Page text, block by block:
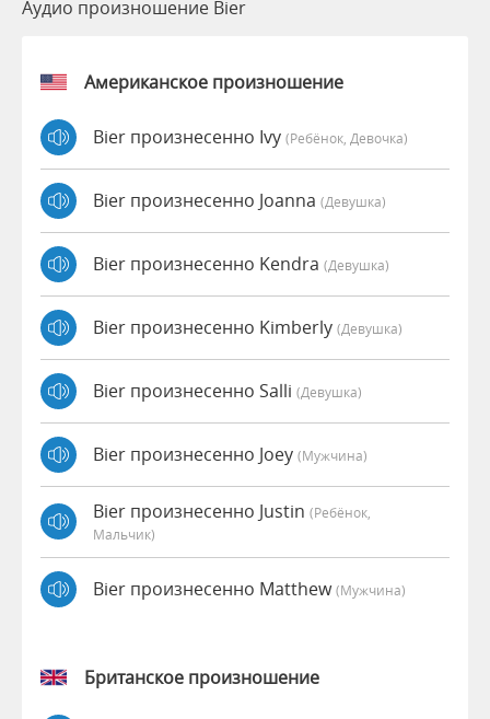
Аудио произношение Bier
Американское произношение
Bier произнесенно Ivy (Ребёнок, Девочка)
Bier произнесенно Joanna (девушка)
Bier произнесенно Kendra (девушка)
Bier произнесенно Kimberly (девушка)
Bier произнесенно Salli (девушка)
Bier произнесенно Joey (мужчина)
Bier произнесенно Justin (Ребёнок,
Мальчик)
Bier произнесенно Matthew(мужчина)
Британское произношение